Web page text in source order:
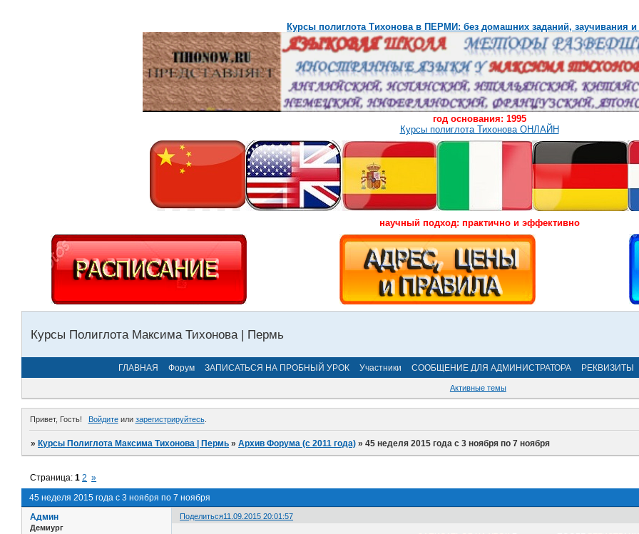
Курсы полиглота Тихонова в ПЕРМИ: без домашних заданий, заучивания и
год основания: 1995
Курсы полиглота Тихонова ОНЛАЙН
научный подход: практично и эффективно
Курсы Полиглота Максима Тихонова | Пермь
ГЛАВНАЯ Форум ЗАПИСАТЬСЯ НА ПРОБНЫЙ УРОК Участники СООБЩЕНИЕ ДЛЯ АДМИНИСТРАТОРА РЕКВИЗИТЫ
Активные темы
Привет, Гость! Войдитеили зарегистрируйтесь.
»Курсы Полиглота Максима Тихонова | Пермь »Архив Форума (с 2011 года) »45 неделя 2015 года с 3 ноября по 7 ноября
45 неделя 2015 года с 3 ноября по 7 ноября
Страница:1 2 »
Поделиться11.09.2015 20:01:57
Админ
Демиург